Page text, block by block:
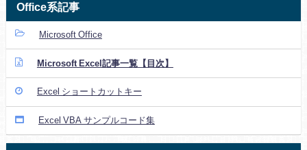
Office系記事
Microsoft Office
Microsoft Excel記事一覧【目次】
Excel ショートカットキー
Excel VBA サンプルコード集